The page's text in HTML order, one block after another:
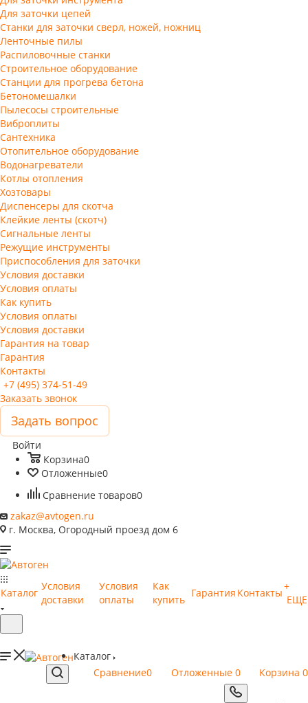
Для заточки цепей
Станки для заточки сверл, ножей, ножниц
Ленточные пилы
Распиловочные станки
Строительное оборудование
Станции для прогрева бетона
Бетономешалки
Пылесосы строительные
Виброплиты
Сантехника
Отопительное оборудование
Водонагреватели
Котлы отопления
Хозтовары
Диспенсеры для скотча
Клейкие ленты (скотч)
Сигнальные ленты
Режущие инструменты
Приспособления для заточки
Условия доставки
Условия оплаты
Как купить
Условия оплаты
Условия доставки
Гарантия на товар
Гарантия
Контакты
+7 (495) 374-51-49
Заказать звонок
Задать вопрос
Войти
Корзина0
Отложенные0
Сравнение товаров0
zakaz@avtogen.ru
г. Москва, Огородный проезд дом 6
Каталог
Условия
доставки
Условия
оплаты
Как
купить
Гарантия Контакты
+
ЕЩЕ
Сравнение0 Отложенные 0 Корзина 0
Каталог